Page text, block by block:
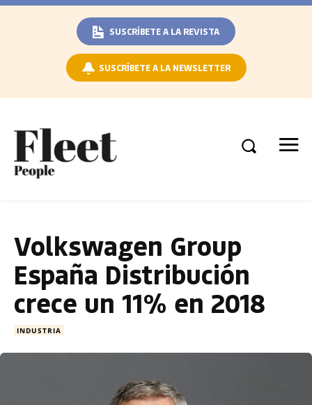
SUSCRÍBETE A LA REVISTA
SUSCRÍBETE A LA NEWSLETTER
Volkswagen Group
España Distribución
crece un 11% en 2018
INDUSTRIA